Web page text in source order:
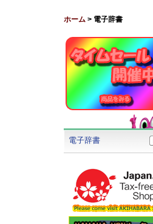
ホーム > 電子辞書
電子辞書